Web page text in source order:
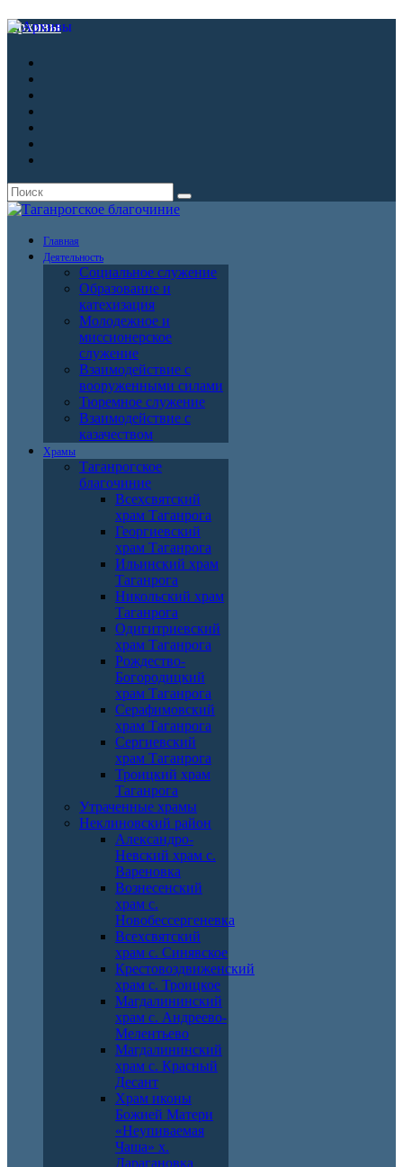
Архивы
Главная
Деятельность
Социальное служение
Образование и
катехизация
Молодежное и
миссионерское
служение
Взаимодействие с
вооруженными силами
Тюремное служение
Взаимодействие с
казачеством
Храмы
Таганрогское
благочиние
Всехсвятский
храм Таганрога
Георгиевский
храм Таганрога
Ильинский храм
Таганрога
Никольский храм
Таганрога
Одигитриевский
храм Таганрога
Рождество-
Богородицкий
храм Таганрога
Серафимовский
храм Таганрога
Сергиевский
храм Таганрога
Троицкий храм
Таганрога
Утраченные храмы
Неклиновский район
Александро-
Невский храм с.
Вареновка
Вознесенский
храм с.
Новобессергеневка
Всехсвятский
храм с. Синявское
Крестовоздвиженский
храм с. Троицкое
Магдалининский
храм с. Андреево-
Мелентьево
Магдалининский
храм с. Красный
Десант
Храм иконы
Божией Матери
«Неупиваемая
Чаша» х.
Дарагановка